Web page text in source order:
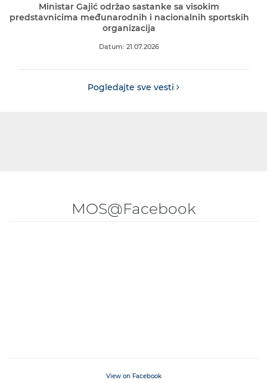
Ministar Gajić održao sastanke sa visokim
predstavnicima međunarodnih i nacionalnih sportskih
organizacija
Datum: 21.07.2026
Pogledajte sve vesti
MOS@Facebook
View on Facebook